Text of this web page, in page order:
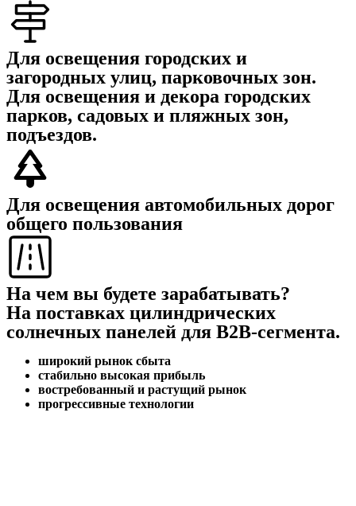
Для освещения городских и
загородных улиц, парковочных зон.
Для освещения и декора городских
парков, садовых и пляжных зон,
подъездов.
Для освещения автомобильных дорог
общего пользования
На чем вы будете зарабатывать?
На поставках цилиндрических
солнечных панелей для B2B-сегмента.
широкий рынок сбыта
стабильно высокая прибыль
востребованный и растущий рынок
прогрессивные технологии